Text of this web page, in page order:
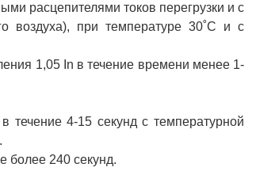
расцепителями токов перегрузки и с
воздуха), при температуре 30˚С и с
1,05 In в течение времени менее 1-
4-15 секунд с температурной
более 240 секунд.